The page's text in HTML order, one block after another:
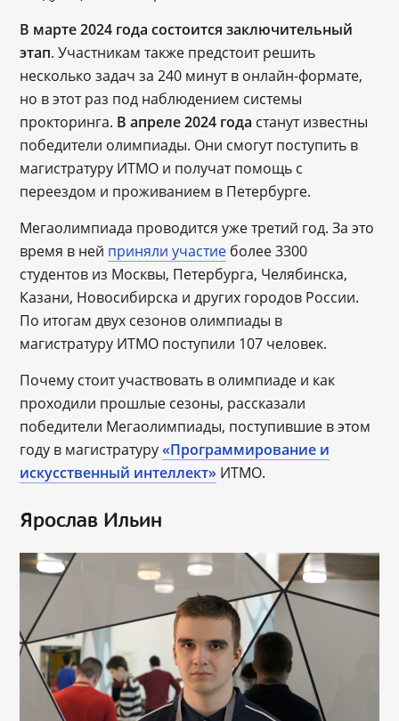
В марте 2024 года состоится заключительный
этап. Участникам также предстоит решить
несколько задач за 240 минут в онлайн-формате,
но в этот раз под наблюдением системы
прокторинга. В апреле 2024 года станут известны
победители олимпиады. Они смогут поступить в
магистратуру ИТМО и получат помощь с
переездом и проживанием в Петербурге.
Мегаолимпиада проводится уже третий год. За это
время в ней приняли участие более 3300
студентов из Москвы, Петербурга, Челябинска,
Казани, Новосибирска и других городов России.
По итогам двух сезонов олимпиады в
магистратуру ИТМО поступили 107 человек.
Почему стоит участвовать в олимпиаде и как
проходили прошлые сезоны, рассказали
победители Мегаолимпиады, поступившие в этом
году в магистратуру«Программирование и
искусственный интеллект» ИТМО.
Ярослав Ильин